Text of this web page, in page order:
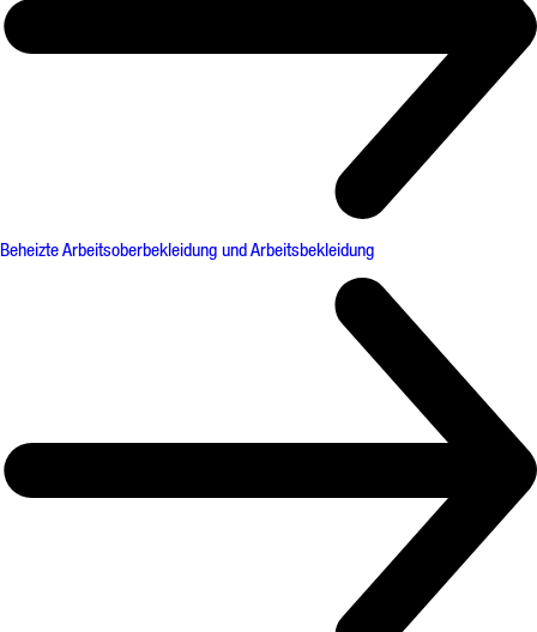
Beheizte Arbeitsoberbekleidung und Arbeitsbekleidung